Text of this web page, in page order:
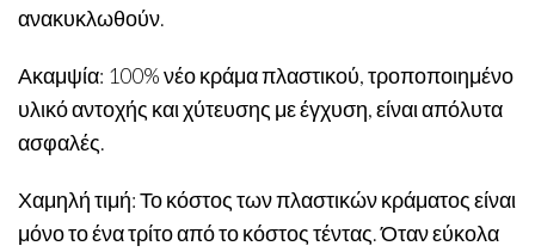
ανακυκλωθούν.
Ακαμψία: 100% νέο κράμα πλαστικού, τροποποιημένο
υλικό αντοχής και χύτευσης με έγχυση, είναι απόλυτα
ασφαλές.
Χαμηλή τιμή: Το κόστος των πλαστικών κράματος είναι
μόνο το ένα τρίτο από το κόστος τέντας. Όταν εύκολα